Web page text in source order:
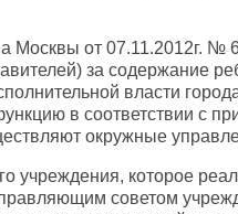
Москвы от 07.11.2012г.
за содержание
власти
в соответствии с
окружные
учреждения, которое
советом